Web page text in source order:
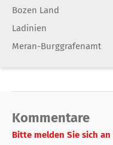
Bozen Land
Ladinien
Meran-Burggrafenamt
Kommentare
Bitte melden Sie sich an